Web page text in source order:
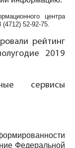
центра
(4712) 52-92-75.
рейтинг
2019
сервисы
Федеральной